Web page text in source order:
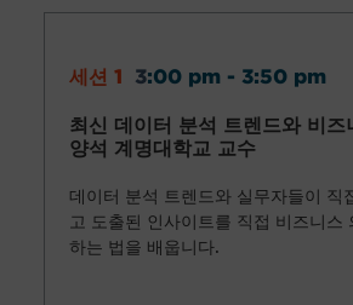
세션 1 3:00 pm - 3:50 pm
최신 데이터 분석 트렌드와 비즈
양석 계명대학교 교수
데이터 분석 트렌드와 실무자들이 직
고 도출된 인사이트를 직접 비즈니스
하는 법을 배웁니다.